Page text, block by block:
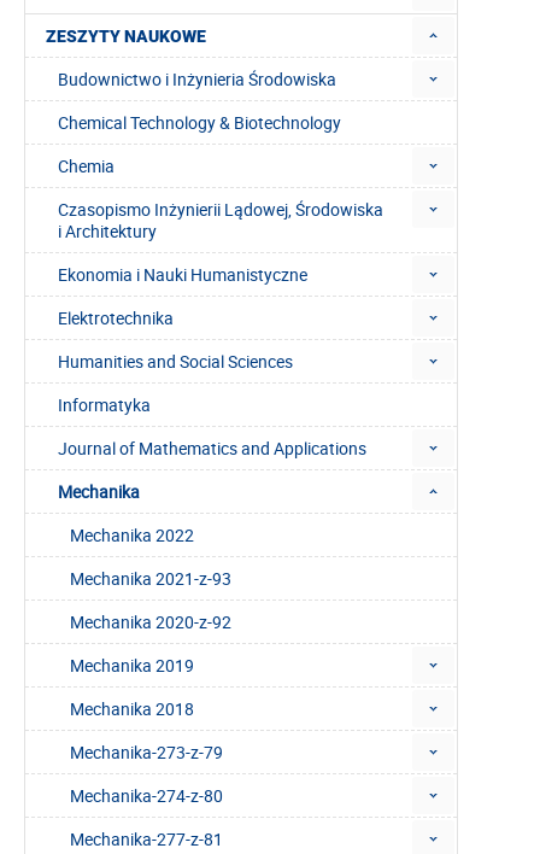
ZESZYTY NAUKOWE
Budownictwo i Inżynieria Środowiska
Chemical Technology & Biotechnology
Chemia
Czasopismo Inżynierii Lądowej, Środowiska
i Architektury
Ekonomia i Nauki Humanistyczne
Elektrotechnika
Humanities and Social Sciences
Informatyka
Journal of Mathematics and Applications
Mechanika
Mechanika 2022
Mechanika 2021-z-93
Mechanika 2020-z-92
Mechanika 2019
Mechanika 2018
Mechanika-273-z-79
Mechanika-274-z-80
Mechanika-277-z-81